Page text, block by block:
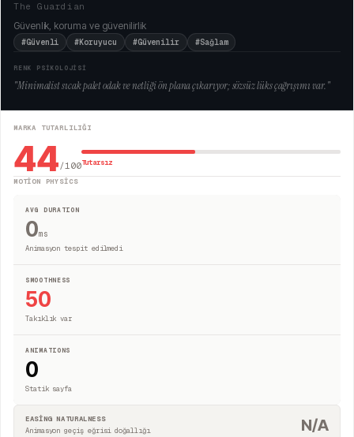
The Guardian
Güvenlik, koruma ve güvenilirlik
#Güvenli #Koruyucu #Güvenilir #Sağlam
RENK PSİKOLOJİSİ
"Minimalist sıcak palet odak ve netliği ön plana çıkarıyor; sözsüz lüks çağrışımı var."
MARKA TUTARLILIĞI
44/100Tutarsız
MOTION PHYSICS
AVG DURATION
0ms
Animasyon tespit edilmedi
SMOOTHNESS
50
Takıklık var
ANIMATIONS
0
Statik sayfa
EASING NATURALNESS
Animasyon geçiş eğrisi doğallığı
N/A